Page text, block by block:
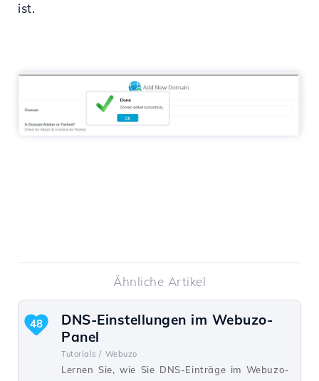
ist.
Ähnliche Artikel
DNS-Einstellungen im Webuzo-
Panel
Tutorials / Webuzo
Lernen Sie, wie Sie DNS-Einträge im Webuzo-
48